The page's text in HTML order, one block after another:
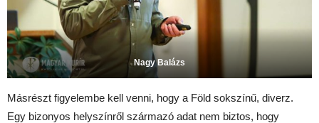
Nagy Balázs
Másrészt figyelembe kell venni, hogy a Föld sokszínű, diverz.
Egy bizonyos helyszínről származó adat nem biztos, hogy